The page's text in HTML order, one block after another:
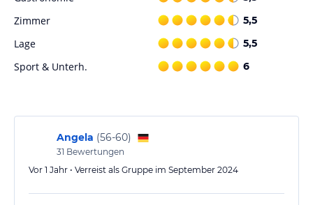
können. In der Umgebung des Hotels können Sie Aktivitäten wie
Wandern nachgehen und die schöne Natur genießen.
Hinweis:
Verfasst von HolidayCheck mit Hilfe von KI. Alle
Angaben ohne Gewähr. Bitte lies vor der Buchung die
des jeweiligen Veranstalters.
Zimmer 5,5
Lage 5,5
Sport & Unterh. 6
Angela (56-60)
31 Bewertungen
Vor 1 Jahr • Verreist als Gruppe im September 2024